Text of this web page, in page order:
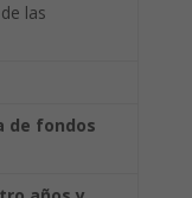
las
de fondos